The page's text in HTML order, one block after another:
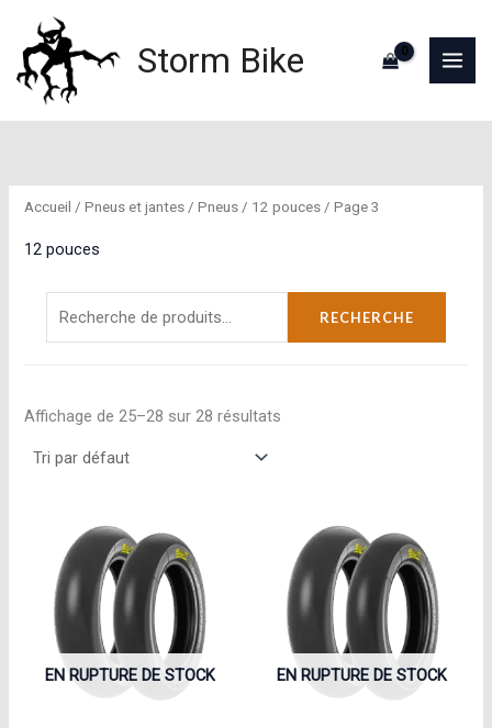
contenu
Storm Bike
Accueil /Pneus et jantes /Pneus / 12 pouces / Page 3
12 pouces
RECHERCHE
Affichage de 25–28 sur 28 résultats
EN RUPTURE DE STOCK EN RUPTURE DE STOCK